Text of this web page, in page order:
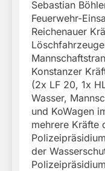
Sebastian
Feuerwehr-
Reichenauer
Konstanzer
(2x LF 20, 1x
Wasser,
und KoWagen
mehrere Kräfte
der